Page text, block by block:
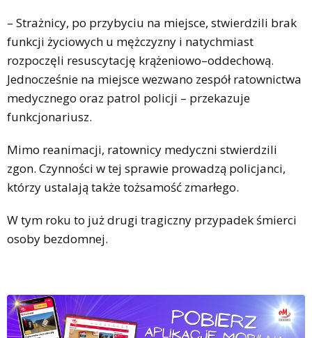
– Strażnicy, po przybyciu na miejsce, stwierdzili brak
funkcji życiowych u mężczyzny i natychmiast
rozpoczęli resuscytację krążeniowo–oddechową.
Jednocześnie na miejsce wezwano zespół ratownictwa
medycznego oraz patrol policji – przekazuje
funkcjonariusz.
Mimo reanimacji, ratownicy medyczni stwierdzili
zgon. Czynności w tej sprawie prowadzą policjanci,
którzy ustalają także tożsamość zmarłego.
W tym roku to już drugi tragiczny przypadek śmierci
osoby bezdomnej.